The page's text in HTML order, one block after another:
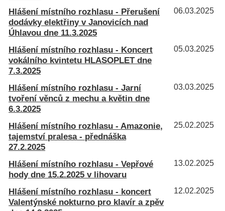
06.03.2025
Hlášení místního rozhlasu - Přerušení
dodávky elektřiny v Janovicích nad
Úhlavou dne 11.3.2025
05.03.2025
Hlášení místního rozhlasu - Koncert
vokálního kvintetu HLASOPLET dne
7.3.2025
03.03.2025
Hlášení místního rozhlasu - Jarní
tvoření věnců z mechu a květin dne
6.3.2025
25.02.2025
Hlášení místního rozhlasu - Amazonie,
tajemství pralesa - přednáška
27.2.2025
13.02.2025
Hlášení místního rozhlasu - Vepřové
hody dne 15.2.2025 v lihovaru
12.02.2025
Hlášení místního rozhlasu - koncert
Valentýnské nokturno pro klavír a zpěv